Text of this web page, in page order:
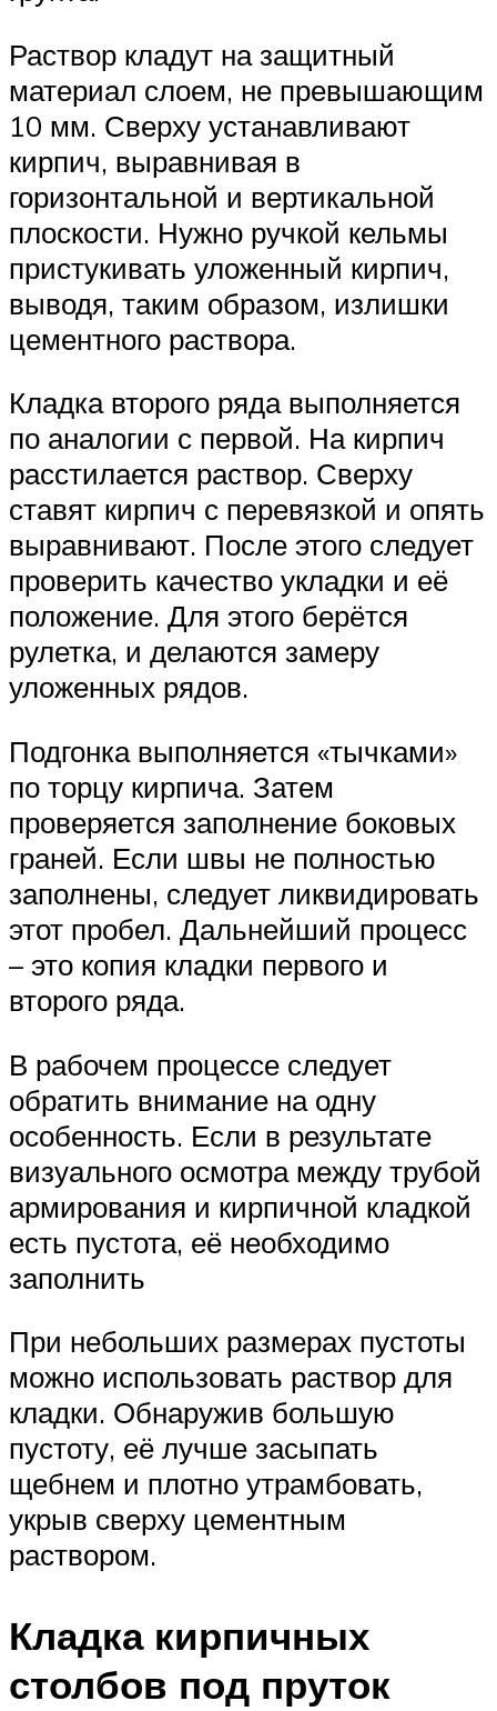
Раствор кладут на защитный
материал слоем, не превышающим
10 мм. Сверху устанавливают
кирпич, выравнивая в
горизонтальной и вертикальной
плоскости. Нужно ручкой кельмы
пристукивать уложенный кирпич,
выводя, таким образом, излишки
цементного раствора.
Кладка второго ряда выполняется
по аналогии с первой. На кирпич
расстилается раствор. Сверху
ставят кирпич с перевязкой и опять
выравнивают. После этого следует
проверить качество укладки и её
положение. Для этого берётся
рулетка, и делаются замеру
уложенных рядов.
Подгонка выполняется «тычками»
по торцу кирпича. Затем
проверяется заполнение боковых
граней. Если швы не полностью
заполнены, следует ликвидировать
этот пробел. Дальнейший процесс
– это копия кладки первого и
второго ряда.
В рабочем процессе следует
обратить внимание на одну
особенность. Если в результате
визуального осмотра между трубой
армирования и кирпичной кладкой
есть пустота, её необходимо
заполнить
При небольших размерах пустоты
можно использовать раствор для
кладки. Обнаружив большую
пустоту, её лучше засыпать
щебнем и плотно утрамбовать,
укрыв сверху цементным
раствором.
Кладка кирпичных
столбов под пруток